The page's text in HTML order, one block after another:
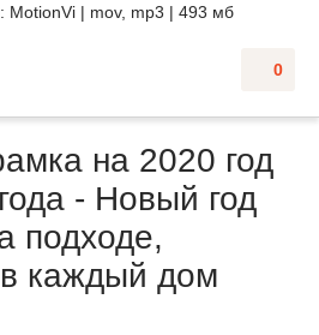
MotionVi | mov, mp3 | 493 мб
0
на 2020 год
- Новый год
подходе,
каждый дом